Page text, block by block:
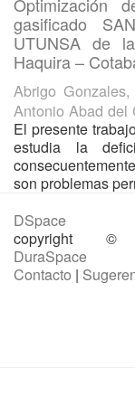
gasificado
UTUNSA de
Haquira –
Abrigo
Antonio Abad del
El presente
estudia la
son problemas
DSpace
copyright ©
DuraSpace
Contacto |